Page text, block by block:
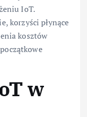
IoT.
korzyści płynące
kosztów
w